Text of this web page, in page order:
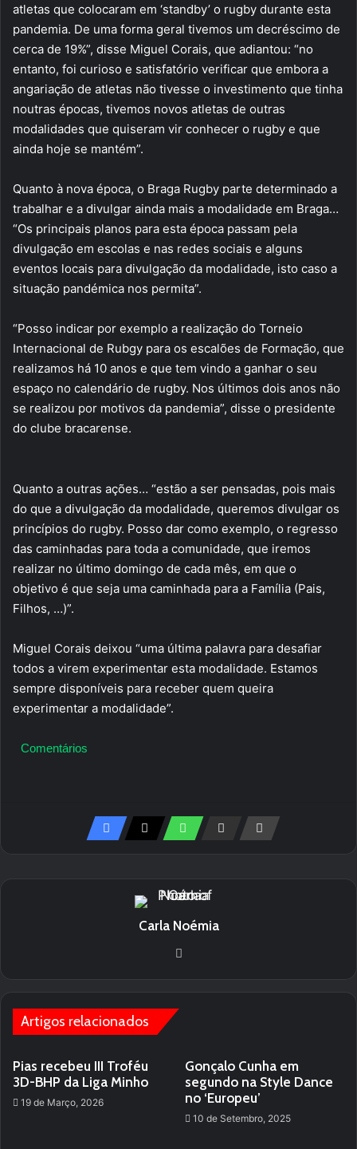
atletas que colocaram em ‘standby’ o rugby durante esta
pandemia. De uma forma geral tivemos um decréscimo de
cerca de 19%”, disse Miguel Corais, que adiantou: “no
entanto, foi curioso e satisfatório verificar que embora a
angariação de atletas não tivesse o investimento que tinha
noutras épocas, tivemos novos atletas de outras
modalidades que quiseram vir conhecer o rugby e que
ainda hoje se mantém”.
Quanto à nova época, o Braga Rugby parte determinado a
trabalhar e a divulgar ainda mais a modalidade em Braga…
“Os principais planos para esta época passam pela
divulgação em escolas e nas redes sociais e alguns
eventos locais para divulgação da modalidade, isto caso a
situação pandémica nos permita”.
“Posso indicar por exemplo a realização do Torneio
Internacional de Rubgy para os escalões de Formação, que
realizamos há 10 anos e que tem vindo a ganhar o seu
espaço no calendário de rugby. Nos últimos dois anos não
se realizou por motivos da pandemia”, disse o presidente
do clube bracarense.
Quanto a outras ações… “estão a ser pensadas, pois mais
do que a divulgação da modalidade, queremos divulgar os
princípios do rugby. Posso dar como exemplo, o regresso
das caminhadas para toda a comunidade, que iremos
realizar no último domingo de cada mês, em que o
objetivo é que seja uma caminhada para a Família (Pais,
Filhos, …)”.
Miguel Corais deixou “uma última palavra para desafiar
todos a virem experimentar esta modalidade. Estamos
sempre disponíveis para receber quem queira
experimentar a modalidade”.
Comentários
Carla Noémia
Artigos relacionados
Pias recebeu III Troféu
3D-BHP da Liga Minho
19 de Março, 2026
Gonçalo Cunha em
segundo na Style Dance
no ‘Europeu’
10 de Setembro, 2025